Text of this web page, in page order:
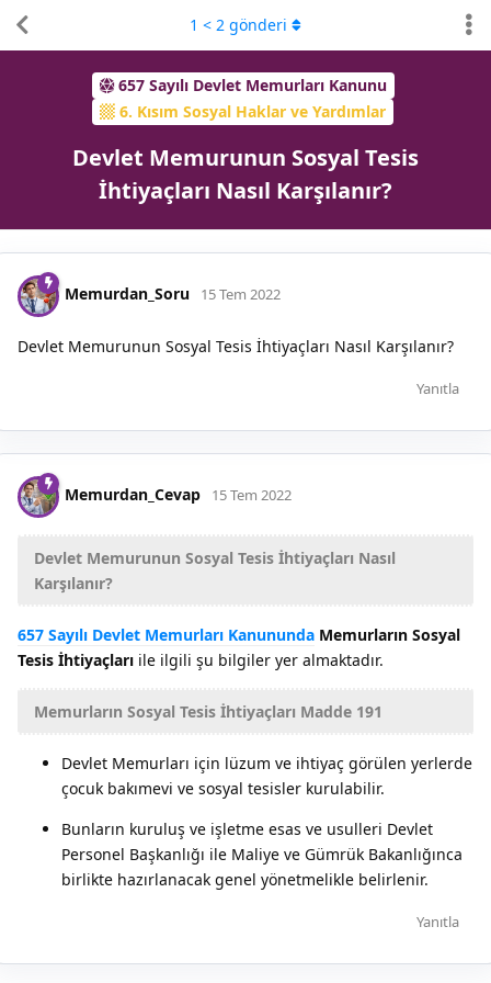
657 Sayılı Devlet Memurları Kanunu
6. Kısım Sosyal Haklar ve Yardımlar
Devlet Memurunun Sosyal Tesis
İhtiyaçları Nasıl Karşılanır?
1 < 2 gönderi
Memurdan_Soru 15 Tem 2022
Devlet Memurunun Sosyal Tesis İhtiyaçları Nasıl Karşılanır?
Yanıtla
Memurdan_Cevap 15 Tem 2022
Devlet Memurunun Sosyal Tesis İhtiyaçları Nasıl
Karşılanır?
657 Sayılı Devlet Memurları Kanununda Memurların Sosyal
Tesis İhtiyaçları ile ilgili şu bilgiler yer almaktadır.
Memurların Sosyal Tesis İhtiyaçları Madde 191
Devlet Memurları için lüzum ve ihtiyaç görülen yerlerde
çocuk bakımevi ve sosyal tesisler kurulabilir.
Bunların kuruluş ve işletme esas ve usulleri Devlet
Personel Başkanlığı ile Maliye ve Gümrük Bakanlığınca
birlikte hazırlanacak genel yönetmelikle belirlenir.
Yanıtla